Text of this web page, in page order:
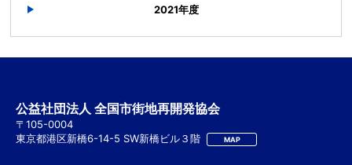
2021年度
公益社団法人 全国市街地再開発協会
〒105-0004
東京都港区新橋6-14-5 SW新橋ビル３階
MAP